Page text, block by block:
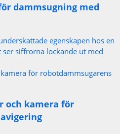
dammsugning med
egenskapen hos en
ser siffrorna lockande ut med
och kamera för